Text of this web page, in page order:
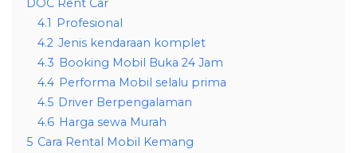
4.1 Profesional
4.2 Jenis kendaraan komplet
4.3 Booking Mobil Buka 24 Jam
4.4 Performa Mobil selalu prima
4.5 Driver Berpengalaman
4.6 Harga sewa Murah
5 Cara Rental Mobil Kemang